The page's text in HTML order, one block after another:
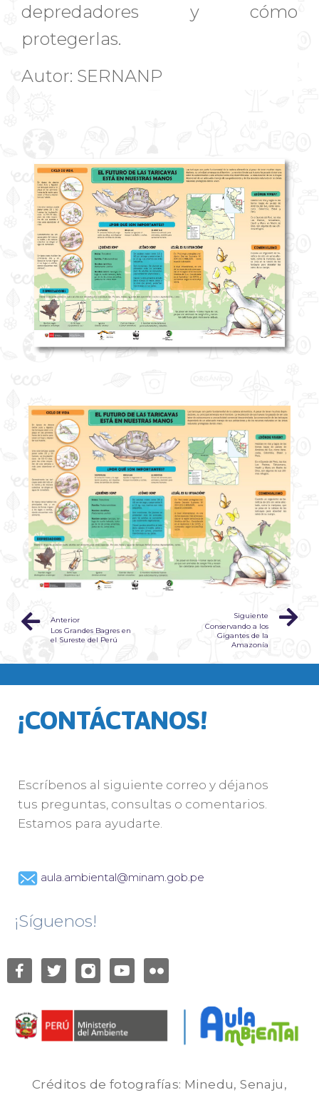
depredadores y cómo
protegerlas.
Autor: SERNANP
Anterior
Los Grandes Bagres en
el Sureste del Perú
Siguiente
Conservando a los
Gigantes de la
Amazonía
¡CONTÁCTANOS!
Escríbenos al siguiente correo y déjanos
tus preguntas, consultas o comentarios.
Estamos para ayudarte.
aula.ambiental@minam.gob.pe
¡Síguenos!
Créditos de fotografías: Minedu, Senaju,